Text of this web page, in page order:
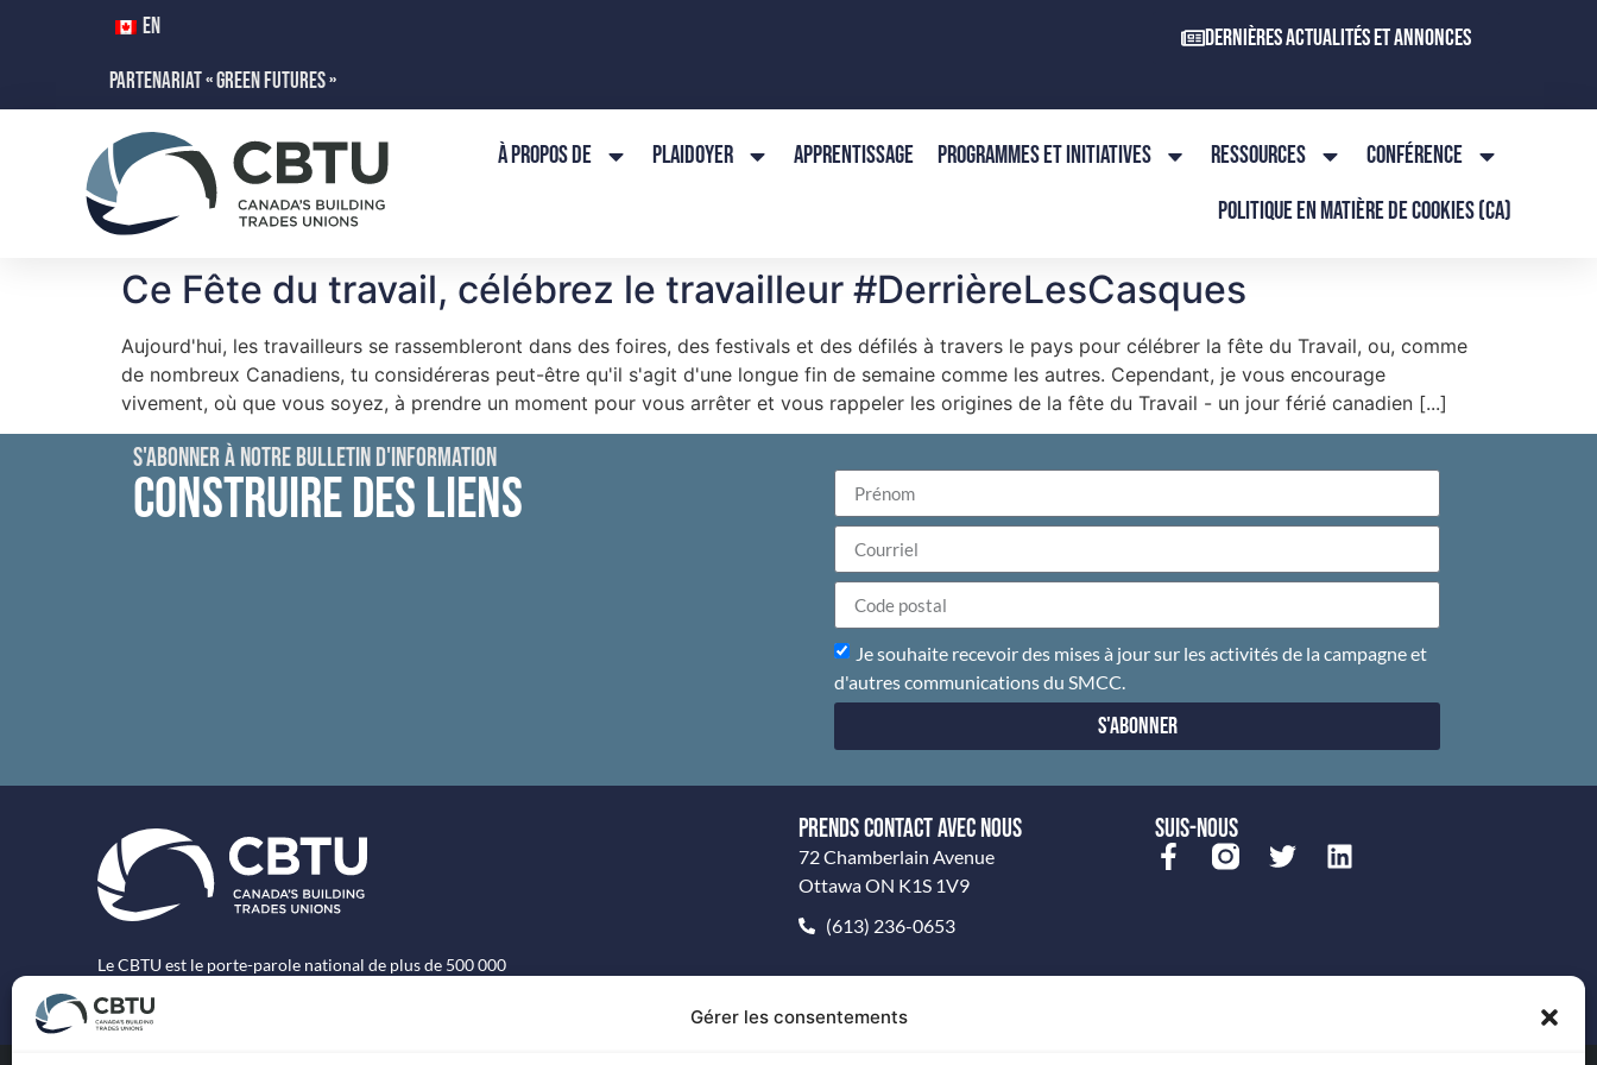
Gérer les consentements
EN
PARTENARIAT « GREEN FUTURES »
Dernières actualités et annonces
À PROPOS DE PLAIDOYER APPRENTISSAGE PROGRAMMES ET INITIATIVES RESSOURCES
CONFÉRENCE
POLITIQUE EN MATIÈRE DE COOKIES (CA)
Ce Fête du travail, célébrez le travailleur #DerrièreLesCasques
Aujourd'hui, les travailleurs se rassembleront dans des foires, des festivals et des défilés à travers le pays pour célébrer la fête du Travail, ou, comme
de nombreux Canadiens, tu considéreras peut-être qu'il s'agit d'une longue fin de semaine comme les autres. Cependant, je vous encourage
vivement, où que vous soyez, à prendre un moment pour vous arrêter et vous rappeler les origines de la fête du Travail - un jour férié canadien [...]
S'ABONNER À NOTRE BULLETIN D'INFORMATION
CONSTRUIRE DES LIENS
Je souhaite recevoir des mises à jour sur les activités de la campagne et
d'autres communications du SMCC.
S'abonner
Le CBTU est le porte-parole national de plus de 500 000
PRENDS CONTACT AVEC NOUS
72 Chamberlain Avenue
Ottawa ON K1S 1V9
(613) 236-0653
SUIS-NOUS